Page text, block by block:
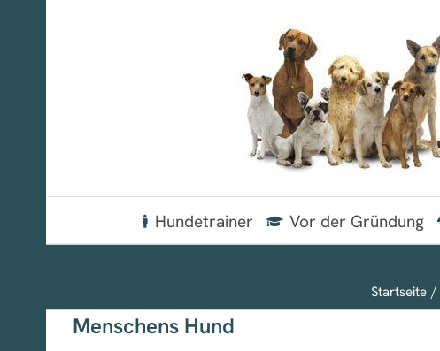
Hundetrainer Vor der Gründung
Startseite
Menschens Hund